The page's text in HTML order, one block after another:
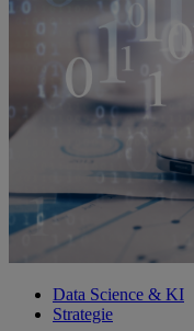
Data Science & KI
Strategie